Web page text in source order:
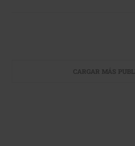
CARGAR MÁS